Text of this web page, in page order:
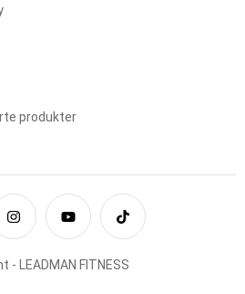
produkter
- LEADMAN FITNESS